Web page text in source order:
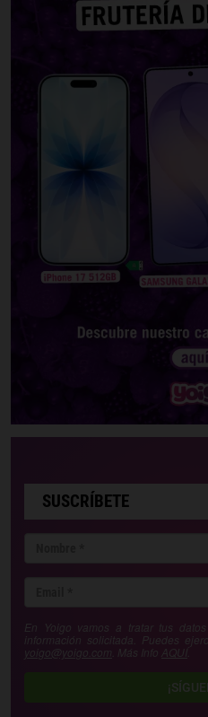
SUSCRÍBETE
En Yoigo vamos a tratar tus
información solicitada. Puedes
yoigo@yoigo.com . Más Info AQUÍ